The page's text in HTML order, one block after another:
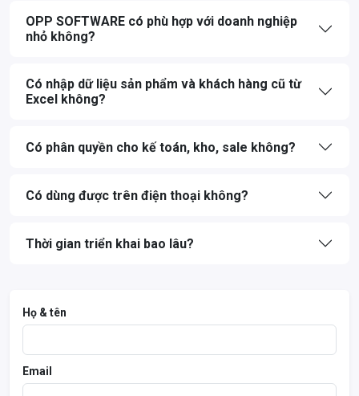
OPP SOFTWARE có phù hợp với doanh nghiệp
nhỏ không?
Có nhập dữ liệu sản phẩm và khách hàng cũ từ
Excel không?
Có phân quyền cho kế toán, kho, sale không?
Có dùng được trên điện thoại không?
Thời gian triển khai bao lâu?
Họ & tên
Email